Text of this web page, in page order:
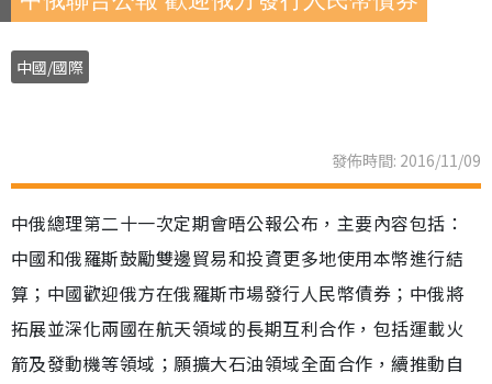
中國/國際
發佈時間: 2016/11/09
中俄總理第二十一次定期會晤公報公布，主要內容包括：
中國和俄羅斯鼓勵雙邊貿易和投資更多地使用本幣進行結
算；中國歡迎俄方在俄羅斯市場發行人民幣債券；中俄將
拓展並深化兩國在航天領域的長期互利合作，包括運載火
箭及發動機等領域；願擴大石油領域全面合作，續推動自